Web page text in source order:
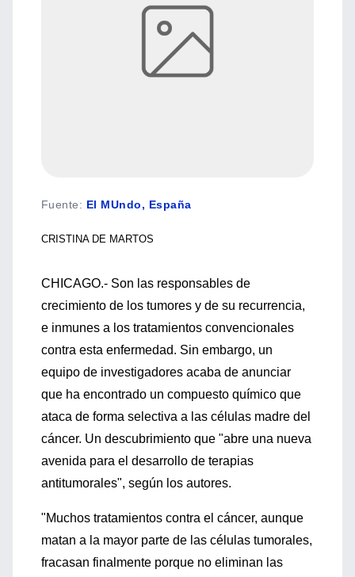
Fuente: El MUndo, España
CRISTINA DE MARTOS
CHICAGO.- Son las responsables de
crecimiento de los tumores y de su recurrencia,
e inmunes a los tratamientos convencionales
contra esta enfermedad. Sin embargo, un
equipo de investigadores acaba de anunciar
que ha encontrado un compuesto químico que
ataca de forma selectiva a las células madre del
cáncer. Un descubrimiento que "abre una nueva
avenida para el desarrollo de terapias
antitumorales", según los autores.
"Muchos tratamientos contra el cáncer, aunque
matan a la mayor parte de las células tumorales,
fracasan finalmente porque no eliminan las